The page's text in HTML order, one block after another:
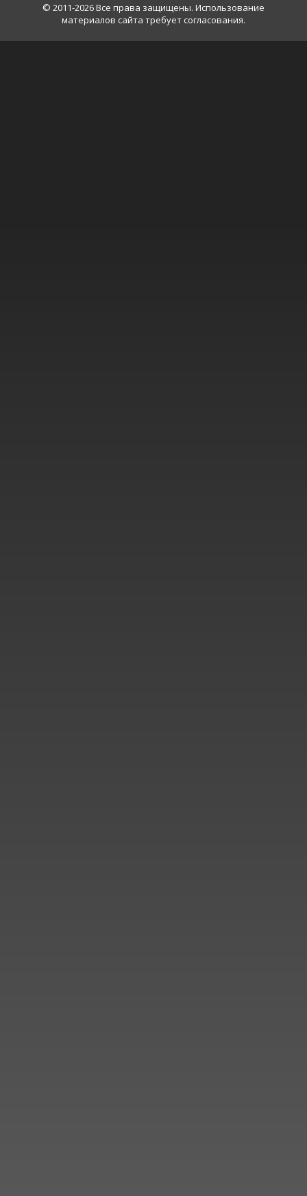
© 2011-2026 Все права защищены. Использование
материалов сайта требует согласования.